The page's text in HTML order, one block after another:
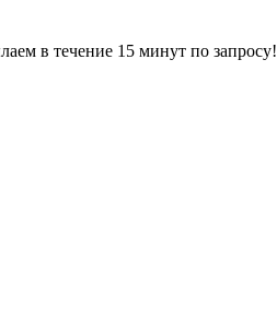
течение 15 минут по запросу!